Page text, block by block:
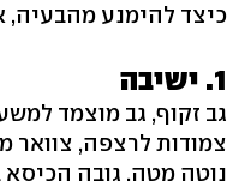
כיצד להימנע מהבעיה,
1. ישיבה
גב זקוף, גב מוצמד
צמודות לרצפה, צוואר
נוטה מטה, גובה